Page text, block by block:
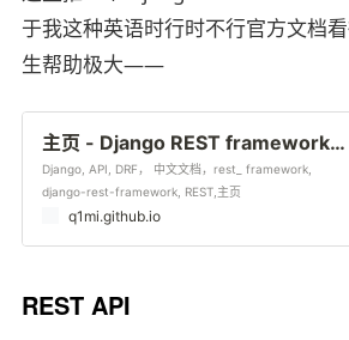
于我这种英语时行时不行官方文档
生帮助极大——
主页 - Django REST framework中文站点
Django, API, DRF， 中文文档，rest_ framework,
django-rest-framework, REST,主页
q1mi.github.io
REST API